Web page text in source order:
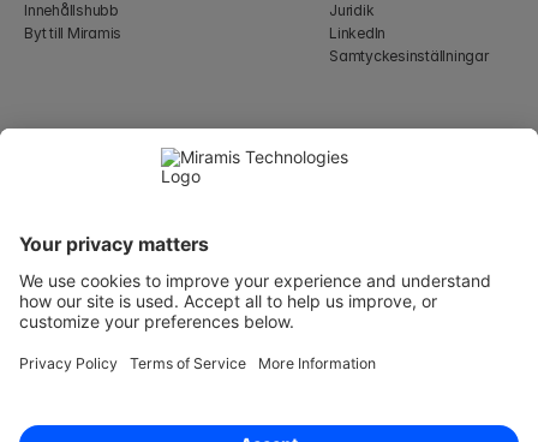
Innehållshubb
Byt till Miramis
Juridik
LinkedIn
Samtyckesinställningar
WeWork, 17 St Helen's Pl
London, England EC3A 6DG
Stockholm
© 2026 Miramis Technologies